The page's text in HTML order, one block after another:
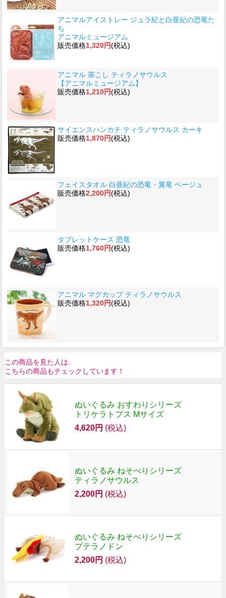
アニマルアイストレー ジュラ紀と白亜紀の恐竜た
ち
アニマルミュージアム
販売価格1,320円(税込)
アニマル 茶こし ティラノサウルス
【アニマルミュージアム】
販売価格1,210円(税込)
サイエンスハンカチ ティラノサウルス カーキ
販売価格1,870円(税込)
フェイスタオル 白亜紀の恐竜・翼竜 ベージュ
販売価格2,200円(税込)
タブレットケース 恐竜
販売価格1,760円(税込)
アニマル マグカップ ティラノサウルス
販売価格1,320円(税込)
この商品を見た人は、
こちらの商品もチェックしています！
ぬいぐるみ おすわりシリーズ
トリケラトプス Mサイズ
4,620円 (税込)
ぬいぐるみ ねそべりシリーズ
ティラノサウルス
2,200円 (税込)
ぬいぐるみ ねそべりシリーズ
プテラノドン
2,200円 (税込)